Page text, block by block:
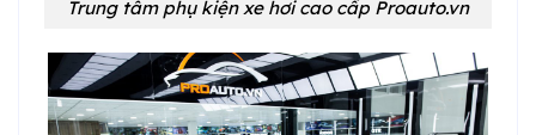
Trung tâm phụ kiện xe hơi cao cấp Proauto.vn